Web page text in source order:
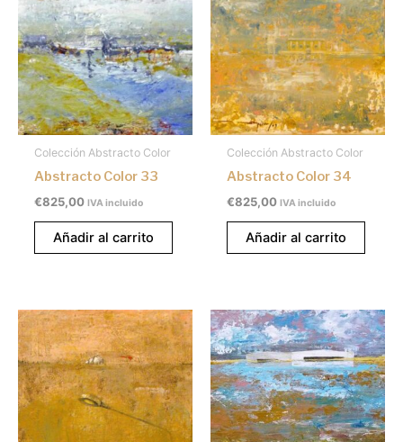
Colección Abstracto Color
Abstracto Color 33
€825,00 IVA incluido
Añadir al carrito
Colección Abstracto Color
Abstracto Color 34
€825,00 IVA incluido
Añadir al carrito